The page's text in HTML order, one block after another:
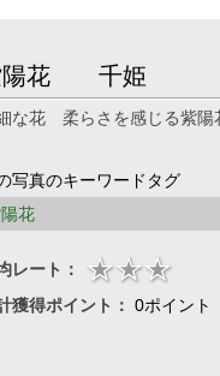
陽花 千姫
な花 柔らさを感じる紫陽
写真のキーワードタグ
花
レート：
獲得ポイント： 0ポイント